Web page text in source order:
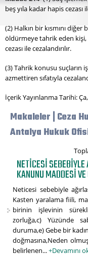
beş yıla kadar hapis cezası
(2) Halkın bir kısmını
öldürmeye tahrik eden kişi,
cezası ile cezalandırılır.
(3) Tahrik konusu suçların
azmettiren sıfatıyla
İçerik Yayınlanma Tarihi:
Makaleler | Ceza
Antalya Hukuk
NETICESI
KANUNU MADDESI
Neticesi sebebiyle
Kasten yaralama fiili,
birinin işlevinin sürekli
zorluğa,c) Yüzünde
duruma,e) Gebe bir
doğmasına,Neden
belirlenen...+Devamını